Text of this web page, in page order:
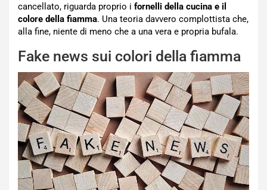
cancellato, riguarda proprio i fornelli della cucina e il
colore della fiamma. Una teoria davvero complottista che,
alla fine, niente di meno che a una vera e propria bufala.
Fake news sui colori della fiamma